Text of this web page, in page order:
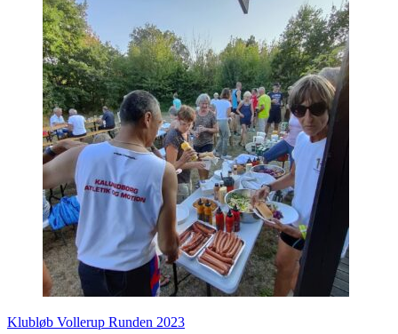
Klubløb Vollerup Runden 2023